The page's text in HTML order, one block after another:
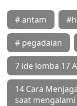
# antam
# pegadaian
7 ide lomba 17
14 Cara
saat